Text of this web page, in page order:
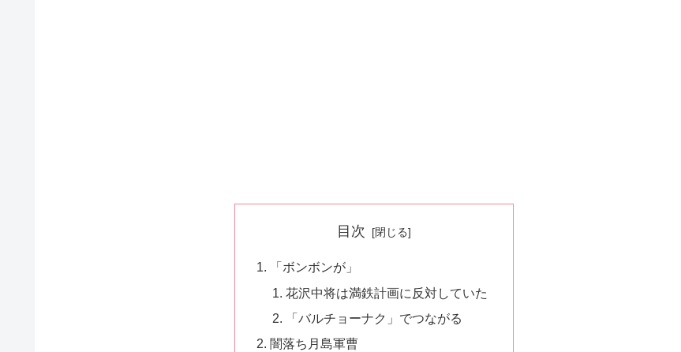
目次
「ボンボンが」
花沢中将は満鉄計画に反対していた
「バルチョーナク」でつながる
闇落ち月島軍曹